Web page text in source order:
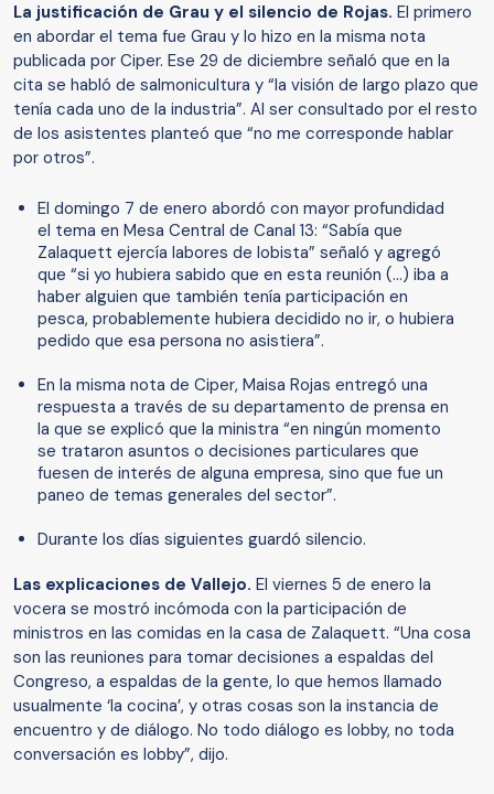
La justificación de Grau y el silencio de Rojas. El primero
en abordar el tema fue Grau y lo hizo en la misma nota
publicada por Ciper. Ese 29 de diciembre señaló que en la
cita se habló de salmonicultura y “la visión de largo plazo que
tenía cada uno de la industria”. Al ser consultado por el resto
de los asistentes planteó que “no me corresponde hablar
por otros”.
El domingo 7 de enero abordó con mayor profundidad
el tema en Mesa Central de Canal 13: “Sabía que
Zalaquett ejercía labores de lobista” señaló y agregó
que “si yo hubiera sabido que en esta reunión (…) iba a
haber alguien que también tenía participación en
pesca, probablemente hubiera decidido no ir, o hubiera
pedido que esa persona no asistiera”.
En la misma nota de Ciper, Maisa Rojas entregó una
respuesta a través de su departamento de prensa en
la que se explicó que la ministra “en ningún momento
se trataron asuntos o decisiones particulares que
fuesen de interés de alguna empresa, sino que fue un
paneo de temas generales del sector”.
Durante los días siguientes guardó silencio.
Las explicaciones de Vallejo. El viernes 5 de enero la
vocera se mostró incómoda con la participación de
ministros en las comidas en la casa de Zalaquett. “Una cosa
son las reuniones para tomar decisiones a espaldas del
Congreso, a espaldas de la gente, lo que hemos llamado
usualmente ‘la cocina’, y otras cosas son la instancia de
encuentro y de diálogo. No todo diálogo es lobby, no toda
conversación es lobby”, dijo.